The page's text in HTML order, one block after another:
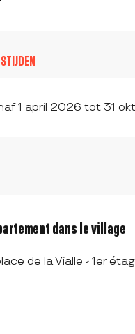
1 april 2026 tot 31
dans le village
de la Vialle - 1er